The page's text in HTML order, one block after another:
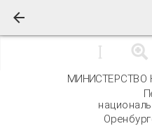
МИНИСТЕРСТВО